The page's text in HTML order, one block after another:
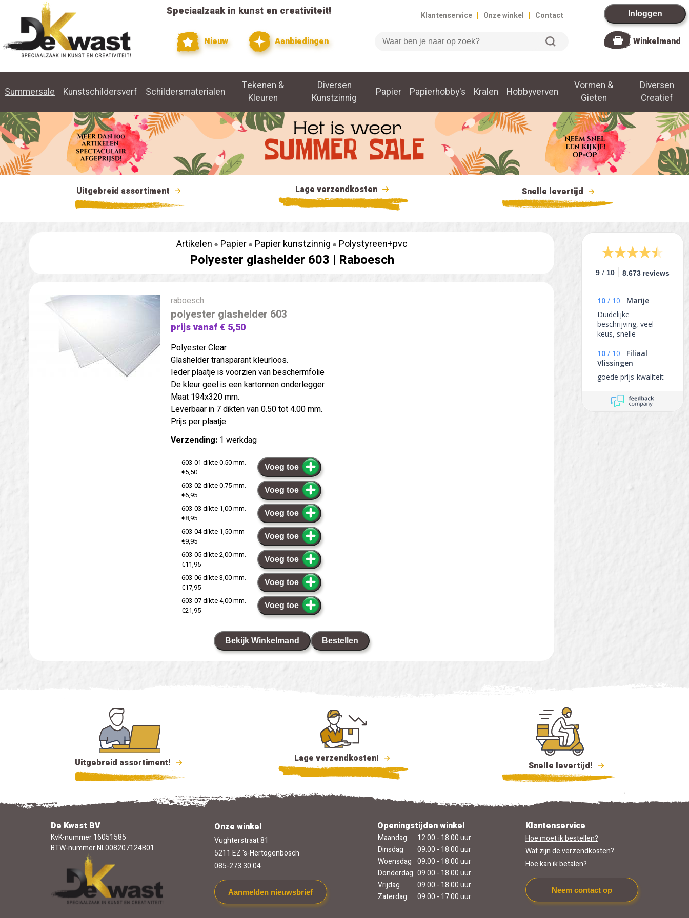
Speciaalzaak in kunst en creativiteit!
Nieuw Aanbiedingen
Klantenservice | Onze winkel | Contact
Zoeken
Inloggen
Winkelmand
Summersale Kunstschildersverf Schildersmaterialen
Tekenen &
Kleuren
Diversen
Kunstzinnig
Papier Papierhobby's Kralen Hobbyverven
Vormen &
Gieten
Diversen
Creatief
Uitgebreid assortiment Lage verzendkosten Snelle levertijd
9 / 10 8.673 reviews
10 / 10
Marije
Duidelijke
beschrijving, veel
keus, snelle
10 / 10
Filiaal
Vlissingen
goede prijs-kwaliteit
Artikelen Papier Papier kunstzinnig Polystyreen+pvc
Polyester glashelder 603 | Raboesch
raboesch
polyester glashelder 603
prijs vanaf € 5,50
Polyester Clear
Glashelder transparant kleurloos.
Ieder plaatje is voorzien van beschermfolie
De kleur geel is een kartonnen onderlegger.
Maat 194x320 mm.
Leverbaar in 7 dikten van 0.50 tot 4.00 mm.
Prijs per plaatje
Verzending: 1 werkdag
603-01 dikte 0.50 mm.
€5,50
Voeg toe
603-02 dikte 0.75 mm.
€6,95
Voeg toe
603-03 dikte 1,00 mm.
€8,95
Voeg toe
603-04 dikte 1,50 mm
€9,95
Voeg toe
603-05 dikte 2,00 mm.
€11,95
Voeg toe
603-06 dikte 3,00 mm.
€17,95
Voeg toe
603-07 dikte 4,00 mm.
€21,95
Voeg toe
Bekijk Winkelmand Bestellen
Uitgebreid assortiment! Lage verzendkosten!
Snelle levertijd!
De Kwast BV
KvK-nummer 16051585
BTW-nummer NL008207124B01
Onze winkel
Vughterstraat 81
5211 EZ 's-Hertogenbosch
085-273 30 04
Aanmelden nieuwsbrief
Openingstijden winkel
Maandag
12.00 - 18.00 uur
Dinsdag
09.00 - 18.00 uur
Woensdag 09.00 - 18.00 uur
Donderdag 09.00 - 18.00 uur
Vrijdag
09.00 - 18.00 uur
Zaterdag
09.00 - 17.00 uur
Klantenservice
Hoe moet ik bestellen?
Wat zijn de verzendkosten?
Hoe kan ik betalen?
Neem contact op